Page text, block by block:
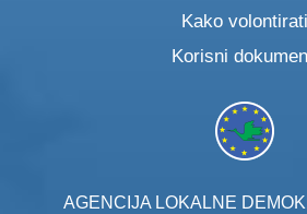
Kako volontirati
Korisni
AGENCIJA LOKALNE